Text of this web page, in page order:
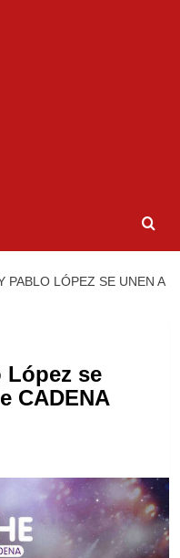
PABLO LÓPEZ SE UNEN A
López se
CADENA